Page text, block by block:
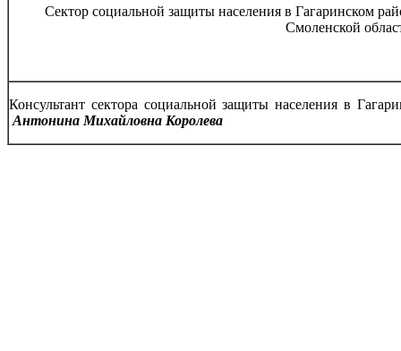
Сектор социальной защиты населения в Гагаринском
Смоленской
Консультант сектора социальной защиты населения в
Антонина Михайловна Королева